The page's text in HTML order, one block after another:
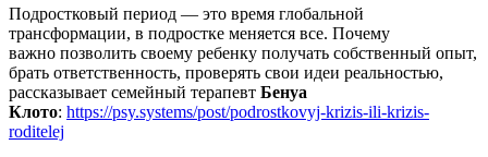
Подростковый период — это время глобальной
трансформации, в подростке меняется все. Почему
важно позволить своему ребенку получать собственный опыт,
брать ответственность, проверять свои идеи реальностью,
рассказывает семейный терапевт Бенуа
Клото: https://psy.systems/post/podrostkovyj-krizis-ili-krizis-
roditelej